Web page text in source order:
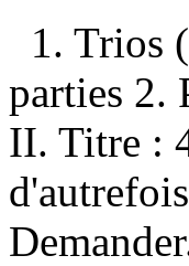
1. Trios
parties 2.
II. Titre :